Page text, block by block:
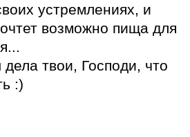
устремлениях, и
возможно пища для
твои, Господи, что
:)